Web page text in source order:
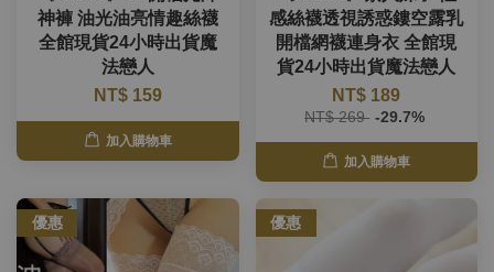
神褲 油光油亮情趣絲襪
全館現貨24小時出貨魔
法戀人
NT$ 159
加入購物車
感絲襪透視誘惑鏤空露乳
開檔網襪連身衣 全館現
貨24小時出貨魔法戀人
NT$ 189
NT$ 269 -29.7%
加入購物車
優惠 優惠